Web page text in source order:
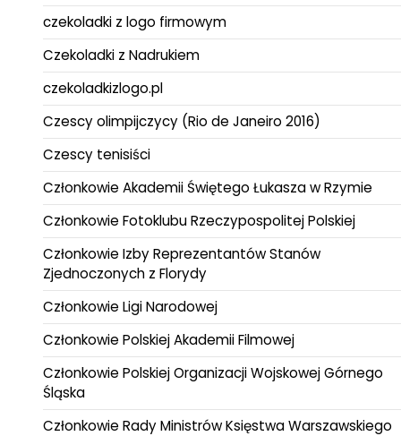
czekoladki z logo firmowym
Czekoladki z Nadrukiem
czekoladkizlogo.pl
Czescy olimpijczycy (Rio de Janeiro 2016)
Czescy tenisiści
Członkowie Akademii Świętego Łukasza w Rzymie
Członkowie Fotoklubu Rzeczypospolitej Polskiej
Członkowie Izby Reprezentantów Stanów
Zjednoczonych z Florydy
Członkowie Ligi Narodowej
Członkowie Polskiej Akademii Filmowej
Członkowie Polskiej Organizacji Wojskowej Górnego
Śląska
Członkowie Rady Ministrów Księstwa Warszawskiego